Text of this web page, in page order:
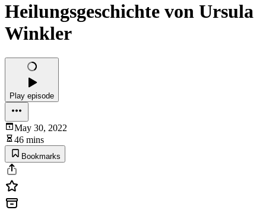
Heilungsgeschichte von Ursula
Winkler
Play episode
May 30, 2022
46 mins
Bookmarks